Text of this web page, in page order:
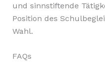
und sinnstiftende
Position des
Wahl.
FAQs